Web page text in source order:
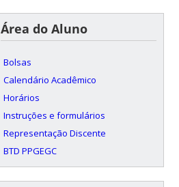
Área do Aluno
Bolsas
Calendário Acadêmico
Horários
Instruções e formulários
Representação Discente
BTD PPGEGC